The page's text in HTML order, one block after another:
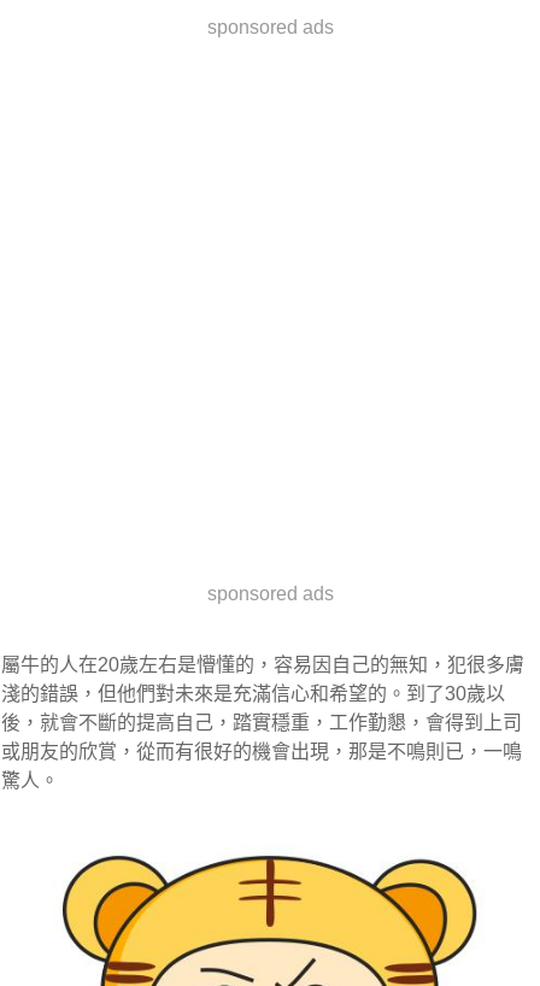
sponsored ads
sponsored ads
屬牛的人在20歲左右是懵懂的，容易因自己的無知，犯很多膚
淺的錯誤，但他們對未來是充滿信心和希望的。到了30歲以
後，就會不斷的提高自己，踏實穩重，工作勤懇，會得到上司
或朋友的欣賞，從而有很好的機會出現，那是不鳴則已，一鳴
驚人。